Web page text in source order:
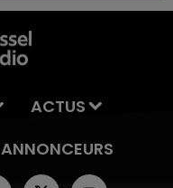
ACTUS
ANNONCEURS